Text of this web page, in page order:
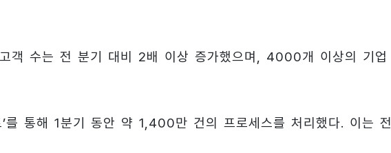
객 수는 전 분기 대비 2배 이상 증가했으며, 4000개 이상의 기업
를 통해 1분기 동안 약 1,400만 건의 프로세스를 처리했다. 이는 전